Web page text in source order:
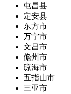
屯昌县
定安县
东方市
万宁市
文昌市
儋州市
琼海市
五指山市
三亚市